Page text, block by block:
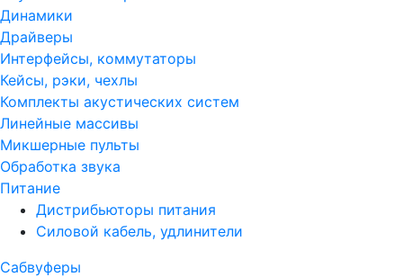
Динамики
Драйверы
Интерфейсы, коммутаторы
Кейсы, рэки, чехлы
Комплекты акустических систем
Линейные массивы
Микшерные пульты
Обработка звука
Питание
Дистрибьюторы питания
Силовой кабель, удлинители
Сабвуферы